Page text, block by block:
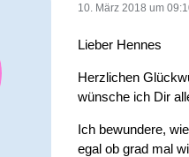
10. März 2018 um
Lieber Hennes
Herzlichen
wünsche ich Dir
Ich bewundere,
egal ob grad mal